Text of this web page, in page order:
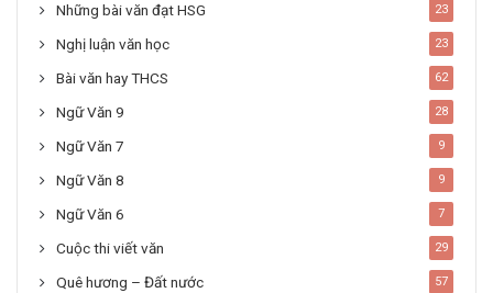
Những bài văn đạt HSG 23
Nghị luận văn học 23
Bài văn hay THCS 62
Ngữ Văn 9 28
Ngữ Văn 7 9
Ngữ Văn 8 9
Ngữ Văn 6 7
Cuộc thi viết văn 29
Quê hương – Đất nước 57